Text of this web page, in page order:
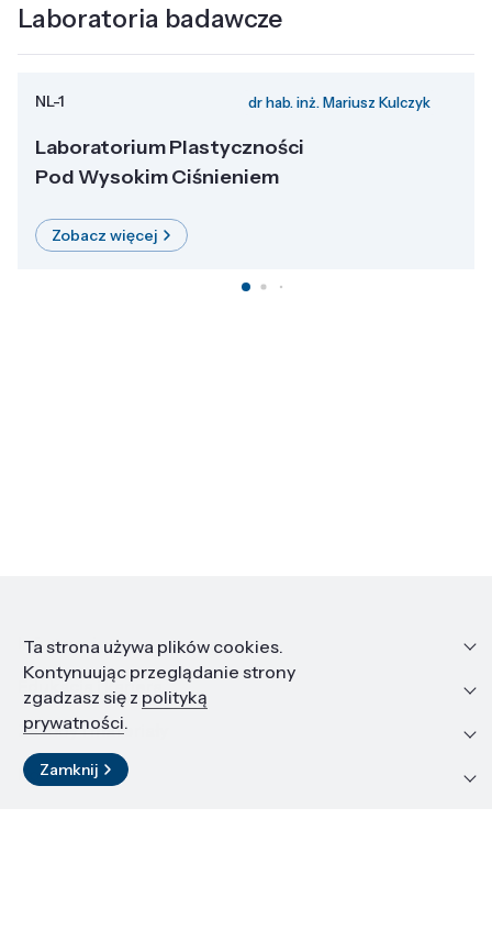
Laboratoria badawcze
NL-1 dr hab. inż. Mariusz Kulczyk
Laboratorium Plastyczności
Pod Wysokim Ciśnieniem
Zobacz więcej
Informacje
Edukacja i kariera
Zasoby i materiały
Kontakt
Ta strona używa plików cookies.
Kontynuując przeglądanie strony
zgadzasz się z polityką
prywatności.
Zamknij